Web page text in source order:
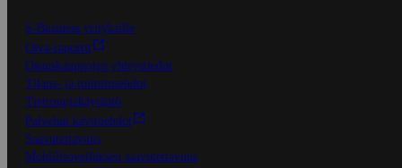
S-Business yrityksille
Oiva-raportit
Osuuskauppojen yhteystiedot
Tilaus- ja toimitusehdot
Tietosuojakäytäntö
Palvelun käyttöehdot
Saavutettavuus
Mobiilisovelluksen saavutettavuus